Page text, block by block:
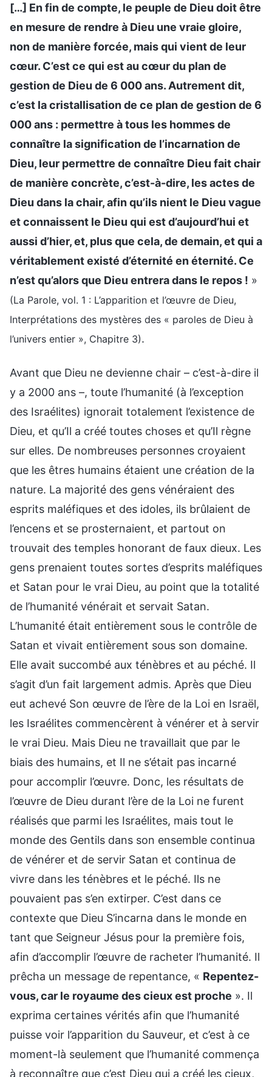
[…] En fin de compte, le peuple de Dieu doit être
en mesure de rendre à Dieu une vraie gloire,
non de manière forcée, mais qui vient de leur
cœur. C’est ce qui est au cœur du plan de
gestion de Dieu de 6 000 ans. Autrement dit,
c’est la cristallisation de ce plan de gestion de 6
000 ans : permettre à tous les hommes de
connaître la signification de l’incarnation de
Dieu, leur permettre de connaître Dieu fait chair
de manière concrète, c’est-à-dire, les actes de
Dieu dans la chair, afin qu’ils nient le Dieu vague
et connaissent le Dieu qui est d’aujourd’hui et
aussi d’hier, et, plus que cela, de demain, et qui a
véritablement existé d’éternité en éternité. Ce
n’est qu’alors que Dieu entrera dans le repos ! »
(La Parole, vol. 1 : L’apparition et l’œuvre de Dieu,
Interprétations des mystères des « paroles de Dieu à
l’univers entier », Chapitre 3).
Avant que Dieu ne devienne chair – c’est-à-dire il
y a 2000 ans –, toute l’humanité (à l’exception
des Israélites) ignorait totalement l’existence de
Dieu, et qu’Il a créé toutes choses et qu’Il règne
sur elles. De nombreuses personnes croyaient
que les êtres humains étaient une création de la
nature. La majorité des gens vénéraient des
esprits maléfiques et des idoles, ils brûlaient de
l’encens et se prosternaient, et partout on
trouvait des temples honorant de faux dieux. Les
gens prenaient toutes sortes d’esprits maléfiques
et Satan pour le vrai Dieu, au point que la totalité
de l’humanité vénérait et servait Satan.
L’humanité était entièrement sous le contrôle de
Satan et vivait entièrement sous son domaine.
Elle avait succombé aux ténèbres et au péché. Il
s’agit d’un fait largement admis. Après que Dieu
eut achevé Son œuvre de l’ère de la Loi en Israël,
les Israélites commencèrent à vénérer et à servir
le vrai Dieu. Mais Dieu ne travaillait que par le
biais des humains, et Il ne s’était pas incarné
pour accomplir l’œuvre. Donc, les résultats de
l’œuvre de Dieu durant l’ère de la Loi ne furent
réalisés que parmi les Israélites, mais tout le
monde des Gentils dans son ensemble continua
de vénérer et de servir Satan et continua de
vivre dans les ténèbres et le péché. Ils ne
pouvaient pas s’en extirper. C’est dans ce
contexte que Dieu S’incarna dans le monde en
tant que Seigneur Jésus pour la première fois,
afin d’accomplir l’œuvre de racheter l’humanité. Il
prêcha un message de repentance, « Repentez-
vous, car le royaume des cieux est proche ». Il
exprima certaines vérités afin que l’humanité
puisse voir l’apparition du Sauveur, et c’est à ce
moment-là seulement que l’humanité commença
à reconnaître que c’est Dieu qui a créé les cieux,